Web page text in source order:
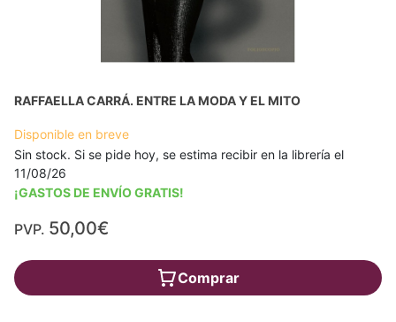
RAFFAELLA CARRÁ. ENTRE LA MODA Y EL MITO
Disponible en breve
Sin stock. Si se pide hoy, se estima recibir en la librería el
11/08/26
¡GASTOS DE ENVÍO GRATIS!
PVP. 50,00€
Comprar